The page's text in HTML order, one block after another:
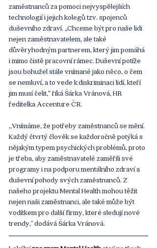
zaměstnanců za pomoci nejvyspělejších
technologií i jejich kolegů tzv. spojenců
duševního zdraví. „Chceme být pro naše lidi
nejen zaměstnavatelem, ale také
důvěryhodným partnerem, který jim pomáhá
i mimo čistě pracovní rámec. Duševní potíže
jsou bohužel stále vnímané jako něco, o čem
se nemluví, a to vede k diskriminaci lidí, kteří
jim musí čelit,” říká Šárka Vránová, HR
ředitelka Accenture ČR.
,,Vnímáme, že potřeby zaměstnanců se mění.
Každý čtvrtý člověk se každoročně potýká s
nějakým typem psychických problémů, proto
je třeba, aby zaměstnavatelé zaměřili své
programy i na podporu mentálního zdraví a
duševní pohody svých zaměstnanců. Z
našeho projektu Mental Health mohou těžit
nejen naši zaměstnanci, ale také může být
vodítkem pro další firmy, které sledují nové
trendy," dodává Šárka Vránová.